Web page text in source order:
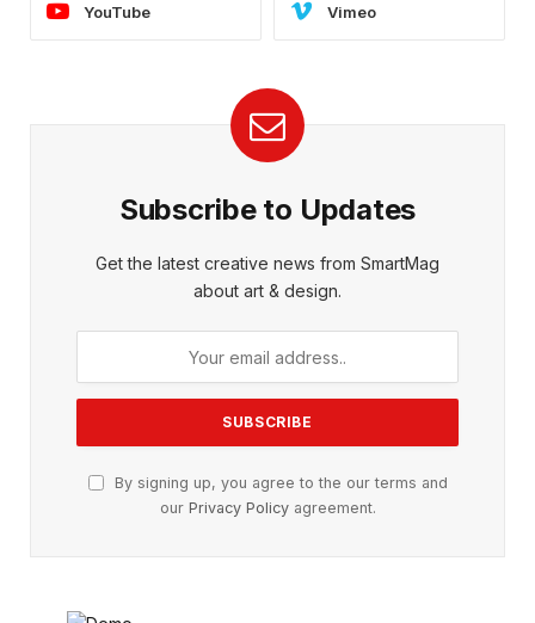
YouTube Vimeo
Subscribe to Updates
Get the latest creative news from SmartMag
about art & design.
By signing up, you agree to the our terms and
our Privacy Policyagreement.